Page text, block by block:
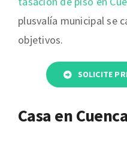
plusvalía municipal se
objetivos.
SOLICITE
Casa en Cuenca